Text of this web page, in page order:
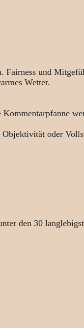
Fairness und
Wetter.
Kommentarpfanne
Objektivität oder
den 30